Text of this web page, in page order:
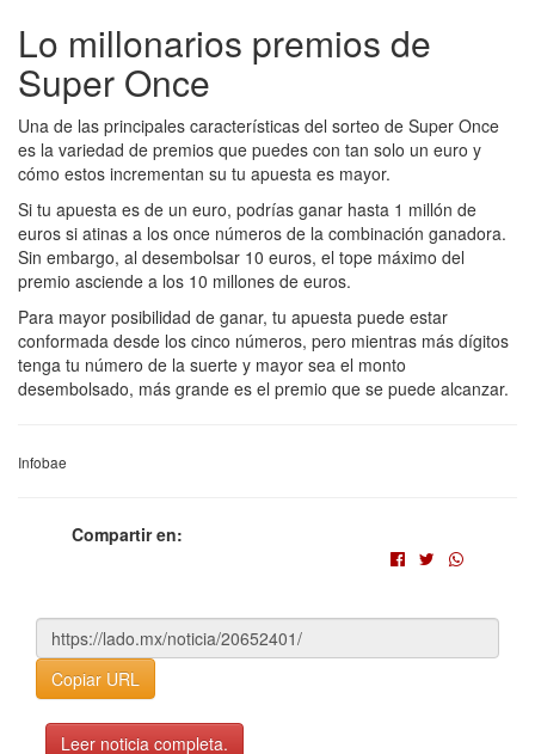
Lo millonarios premios de
Super Once
Una de las principales características del sorteo de Super Once
es la variedad de premios que puedes con tan solo un euro y
cómo estos incrementan su tu apuesta es mayor.
Si tu apuesta es de un euro, podrías ganar hasta 1 millón de
euros si atinas a los once números de la combinación ganadora.
Sin embargo, al desembolsar 10 euros, el tope máximo del
premio asciende a los 10 millones de euros.
Para mayor posibilidad de ganar, tu apuesta puede estar
conformada desde los cinco números, pero mientras más dígitos
tenga tu número de la suerte y mayor sea el monto
desembolsado, más grande es el premio que se puede alcanzar.
Infobae
Compartir en:
Copiar URL
Leer noticia completa.